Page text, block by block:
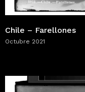
Chile – Farellones
Octubre 2021